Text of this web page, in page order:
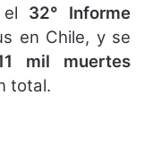
32° Informe
en Chile, y se
mil muertes
total.